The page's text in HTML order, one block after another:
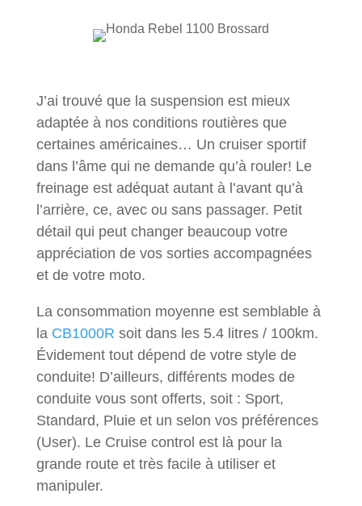
J’ai trouvé que la suspension est mieux
adaptée à nos conditions routières que
certaines américaines… Un cruiser sportif
dans l’âme qui ne demande qu’à rouler! Le
freinage est adéquat autant à l’avant qu’à
l’arrière, ce, avec ou sans passager. Petit
détail qui peut changer beaucoup votre
appréciation de vos sorties accompagnées
et de votre moto.
La consommation moyenne est semblable à
la CB1000R soit dans les 5.4 litres / 100km.
Évidement tout dépend de votre style de
conduite! D’ailleurs, différents modes de
conduite vous sont offerts, soit : Sport,
Standard, Pluie et un selon vos préférences
(User). Le Cruise control est là pour la
grande route et très facile à utiliser et
manipuler.